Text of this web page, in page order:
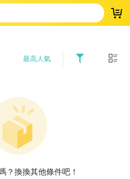
登
最高人氣
？換換其他條件吧！